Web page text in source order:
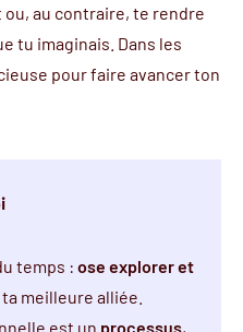
au contraire, te rendre
tu imaginais. Dans les
pour faire avancer ton
temps : ose explorer et
meilleure alliée.
est un processus,